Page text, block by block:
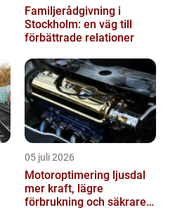
Familjerådgivning i
Stockholm: en väg till
förbättrade relationer
05 juli 2026
Motoroptimering ljusdal
mer kraft, lägre
förbrukning och säkrare